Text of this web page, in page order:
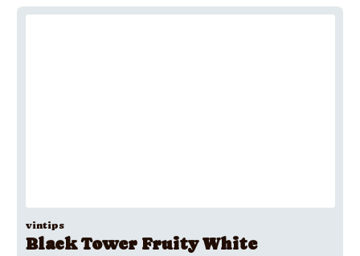
vintips
Black Tower Fruity White